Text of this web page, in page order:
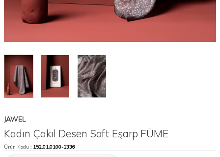
JAWEL
Kadın Çakıl Desen Soft Eşarp FÜME
Ürün Kodu : 152.01.0100-1336